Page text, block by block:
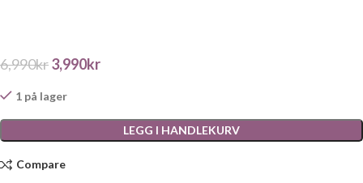
6,990kr3,990kr
1 på lager
LEGG I HANDLEKURV
Compare